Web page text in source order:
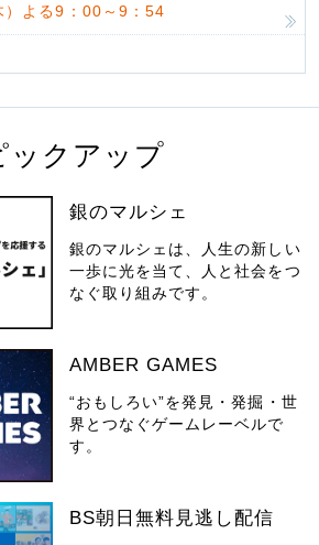
よる9：00～9：54
ックアップ
銀のマルシェ
銀のマルシェは、人生の新しい
一歩に光を当て、人と社会をつ
なぐ取り組みです。
AMBER GAMES
“おもしろい”を発見・発掘・世
界とつなぐゲームレーベルで
す。
BS朝日無料見逃し配信